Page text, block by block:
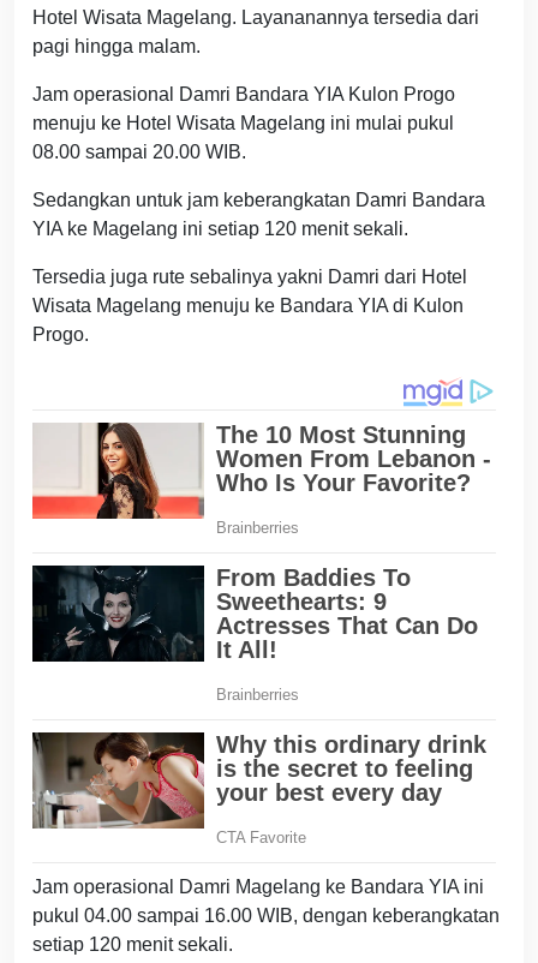
Hotel Wisata Magelang. Layananannya tersedia dari
pagi hingga malam.
Jam operasional Damri Bandara YIA Kulon Progo
menuju ke Hotel Wisata Magelang ini mulai pukul
08.00 sampai 20.00 WIB.
Sedangkan untuk jam keberangkatan Damri Bandara
YIA ke Magelang ini setiap 120 menit sekali.
Tersedia juga rute sebalinya yakni Damri dari Hotel
Wisata Magelang menuju ke Bandara YIA di Kulon
Progo.
Jam operasional Damri Magelang ke Bandara YIA ini
pukul 04.00 sampai 16.00 WIB, dengan keberangkatan
setiap 120 menit sekali.